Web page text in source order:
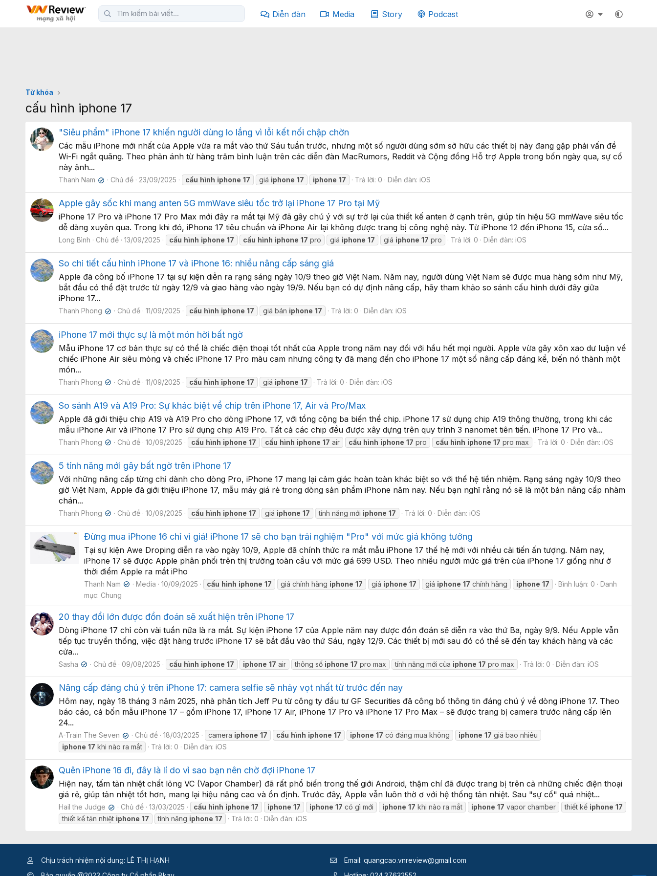
Diễn đàn Media Story Podcast
Từ khóa
cấu hình iphone 17
"Siêu phẩm" iPhone 17 khiến người dùng lo lắng vì lỗi kết nối chập chờn
Các mẫu iPhone mới nhất của Apple vừa ra mắt vào thứ Sáu tuần trước, nhưng một số người dùng sớm sở hữu các thiết bị này đang gặp phải vấn đề
Wi-Fi ngắt quãng. Theo phản ánh từ hàng trăm bình luận trên các diễn đàn MacRumors, Reddit và Cộng đồng Hỗ trợ Apple trong bốn ngày qua, sự cố
này ảnh...
Thanh Nam ✔ Chủ đề 23/09/2025 cấu hình iphone 17 giá iphone 17 iphone 17 Trả lời: 0 Diễn đàn:iOS
Apple gây sốc khi mang anten 5G mmWave siêu tốc trở lại iPhone 17 Pro tại Mỹ
iPhone 17 Pro và iPhone 17 Pro Max mới đây ra mắt tại Mỹ đã gây chú ý với sự trở lại của thiết kế anten ở cạnh trên, giúp tín hiệu 5G mmWave siêu tốc
dễ dàng xuyên qua. Trong khi đó, iPhone 17 tiêu chuẩn và iPhone Air lại không được trang bị công nghệ này. Từ iPhone 12 đến iPhone 15, cửa sổ...
Long Bình Chủ đề 13/09/2025 cấu hình iphone 17 cấu hình iphone 17 pro giá iphone 17 giá iphone 17 pro Trả lời: 0 Diễn đàn: iOS
So chi tiết cấu hình iPhone 17 và iPhone 16: nhiều nâng cấp sáng giá
Apple đã công bố iPhone 17 tại sự kiện diễn ra rạng sáng ngày 10/9 theo giờ Việt Nam. Năm nay, người dùng Việt Nam sẽ được mua hàng sớm như Mỹ,
bắt đầu có thể đặt trước từ ngày 12/9 và giao hàng vào ngày 19/9. Nếu bạn có dự định nâng cấp, hãy tham khảo so sánh cấu hình dưới đây giữa
iPhone 17...
Thanh Phong ✔ Chủ đề 11/09/2025 cấu hình iphone 17 giá bán iphone 17 Trả lời: 0 Diễn đàn:iOS
iPhone 17 mới thực sự là một món hời bất ngờ
Mẫu iPhone 17 cơ bản thực sự có thể là chiếc điện thoại tốt nhất của Apple trong năm nay đối với hầu hết mọi người. Apple vừa gây xôn xao dư luận về
chiếc iPhone Air siêu mỏng và chiếc iPhone 17 Pro màu cam nhưng công ty đã mang đến cho iPhone 17 một số nâng cấp đáng kể, biến nó thành một
món...
Thanh Phong ✔ Chủ đề 11/09/2025 cấu hình iphone 17 giá iphone 17 Trả lời: 0 Diễn đàn:iOS
So sánh A19 và A19 Pro: Sự khác biệt về chip trên iPhone 17, Air và Pro/Max
Apple đã giới thiệu chip A19 và A19 Pro cho dòng iPhone 17, với tổng cộng ba biến thể chip. ‌iPhone 17‌ sử dụng chip A19 thông thường, trong khi các
mẫu iPhone Air và iPhone 17 Pro sử dụng chip A19 Pro. Tất cả các chip đều được xây dựng trên quy trình 3 nanomet tiên tiến. ‌iPhone 17 Pro‌ và...
Thanh Phong ✔ Chủ đề 10/09/2025 cấu hình iphone 17 cấu hình iphone 17 air cấu hình iphone 17 pro cấu hình iphone 17 pro max Trả lời: 0 Diễn đàn:iOS
5 tính năng mới gây bất ngờ trên iPhone 17
Với những nâng cấp từng chỉ dành cho dòng Pro, iPhone 17 mang lại cảm giác hoàn toàn khác biệt so với thế hệ tiền nhiệm. Rạng sáng ngày 10/9 theo
giờ Việt Nam, Apple đã giới thiệu iPhone 17, mẫu máy giá rẻ trong dòng sản phẩm iPhone năm nay. Nếu bạn nghĩ rằng nó sẽ là một bản nâng cấp nhàm
chán...
Thanh Phong ✔ Chủ đề 10/09/2025 cấu hình iphone 17 giá iphone 17 tính năng mới iphone 17 Trả lời: 0 Diễn đàn:iOS
Đừng mua iPhone 16 chỉ vì giá! iPhone 17 sẽ cho bạn trải nghiệm "Pro" với mức giá không tưởng
Tại sự kiện Awe Droping diễn ra vào ngày 10/9, Apple đã chính thức ra mắt mẫu iPhone 17 thế hệ mới với nhiều cải tiến ấn tượng. Năm nay,
iPhone 17 sẽ được Apple phân phối trên thị trường toàn cầu với mức giá 699 USD. Theo nhiều người mức giá trên của iPhone 17 giống như ở
thời điểm Apple ra mắt iPho
Thanh Nam ✔ Media 10/09/2025 cấu hình iphone 17 giá chính hãng iphone 17 giá iphone 17 giá iphone 17 chính hãng iphone 17 Bình luận: 0
Danh
mục: Chung
20 thay đổi lớn được đồn đoán sẽ xuất hiện trên iPhone 17
Dòng iPhone 17 chỉ còn vài tuần nữa là ra mắt. Sự kiện iPhone 17 của Apple năm nay được đồn đoán sẽ diễn ra vào thứ Ba, ngày 9/9. Nếu Apple vẫn
tiếp tục truyền thống, việc đặt hàng trước iPhone 17 sẽ bắt đầu vào thứ Sáu, ngày 12/9. Các thiết bị mới sau đó có thể sẽ đến tay khách hàng và các
cửa...
Sasha ✔ Chủ đề 09/08/2025 cấu hình iphone 17 iphone 17 air thông số iphone 17 pro max tính năng mới của iphone 17 pro max Trả lời: 0 Diễn đàn:iOS
Nâng cấp đáng chú ý trên iPhone 17: camera selfie sẽ nhảy vọt nhất từ trước đến nay
Hôm nay, ngày 18 tháng 3 năm 2025, nhà phân tích Jeff Pu từ công ty đầu tư GF Securities đã công bố thông tin đáng chú ý về dòng iPhone 17. Theo
báo cáo, cả bốn mẫu iPhone 17 – gồm iPhone 17, iPhone 17 Air, iPhone 17 Pro và iPhone 17 Pro Max – sẽ được trang bị camera trước nâng cấp lên
24...
A-Train The Seven ✔ Chủ đề 18/03/2025 camera iphone 17 cấu hình iphone 17 iphone 17 có đáng mua không iphone 17 giá bao nhiêu
iphone 17 khi nào ra mắt Trả lời: 0 Diễn đàn: iOS
Quên iPhone 16 đi, đây là lí do vì sao bạn nên chờ đợi iPhone 17
Hiện nay, tấm tản nhiệt chất lỏng VC (Vapor Chamber) đã rất phổ biến trong thế giới Android, thậm chí đã được trang bị trên cả những chiếc điện thoại
giá rẻ, giúp tản nhiệt tốt hơn, mang lại hiệu năng cao và ổn định. Trước đây, Apple vẫn luôn thờ ơ với hệ thống tản nhiệt. Sau "sự cố" quá nhiệt...
Hail the Judge ✔ Chủ đề 13/03/2025 cấu hình iphone 17 iphone 17 iphone 17 có gì mới iphone 17 khi nào ra mắt iphone 17 vapor chamber thiết kế iphone 17
thiết kế tản nhiệt iphone 17 tính năng iphone 17 Trả lời: 0 Diễn đàn: iOS
Chịu trách nhiệm nội dung: LÊ THỊ HẠNH
Email: quangcao.vnreview@gmail.com